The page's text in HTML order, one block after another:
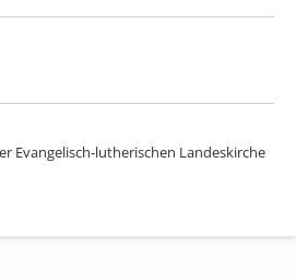
Evangelisch-lutherischen Landeskirche